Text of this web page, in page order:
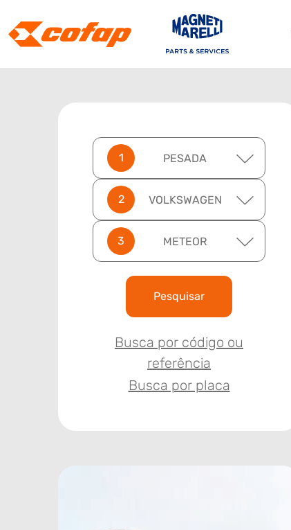
PESADA
VOLKSWAGEN
METEOR
Pesquisar
Busca por código ou
referência
Busca por placa